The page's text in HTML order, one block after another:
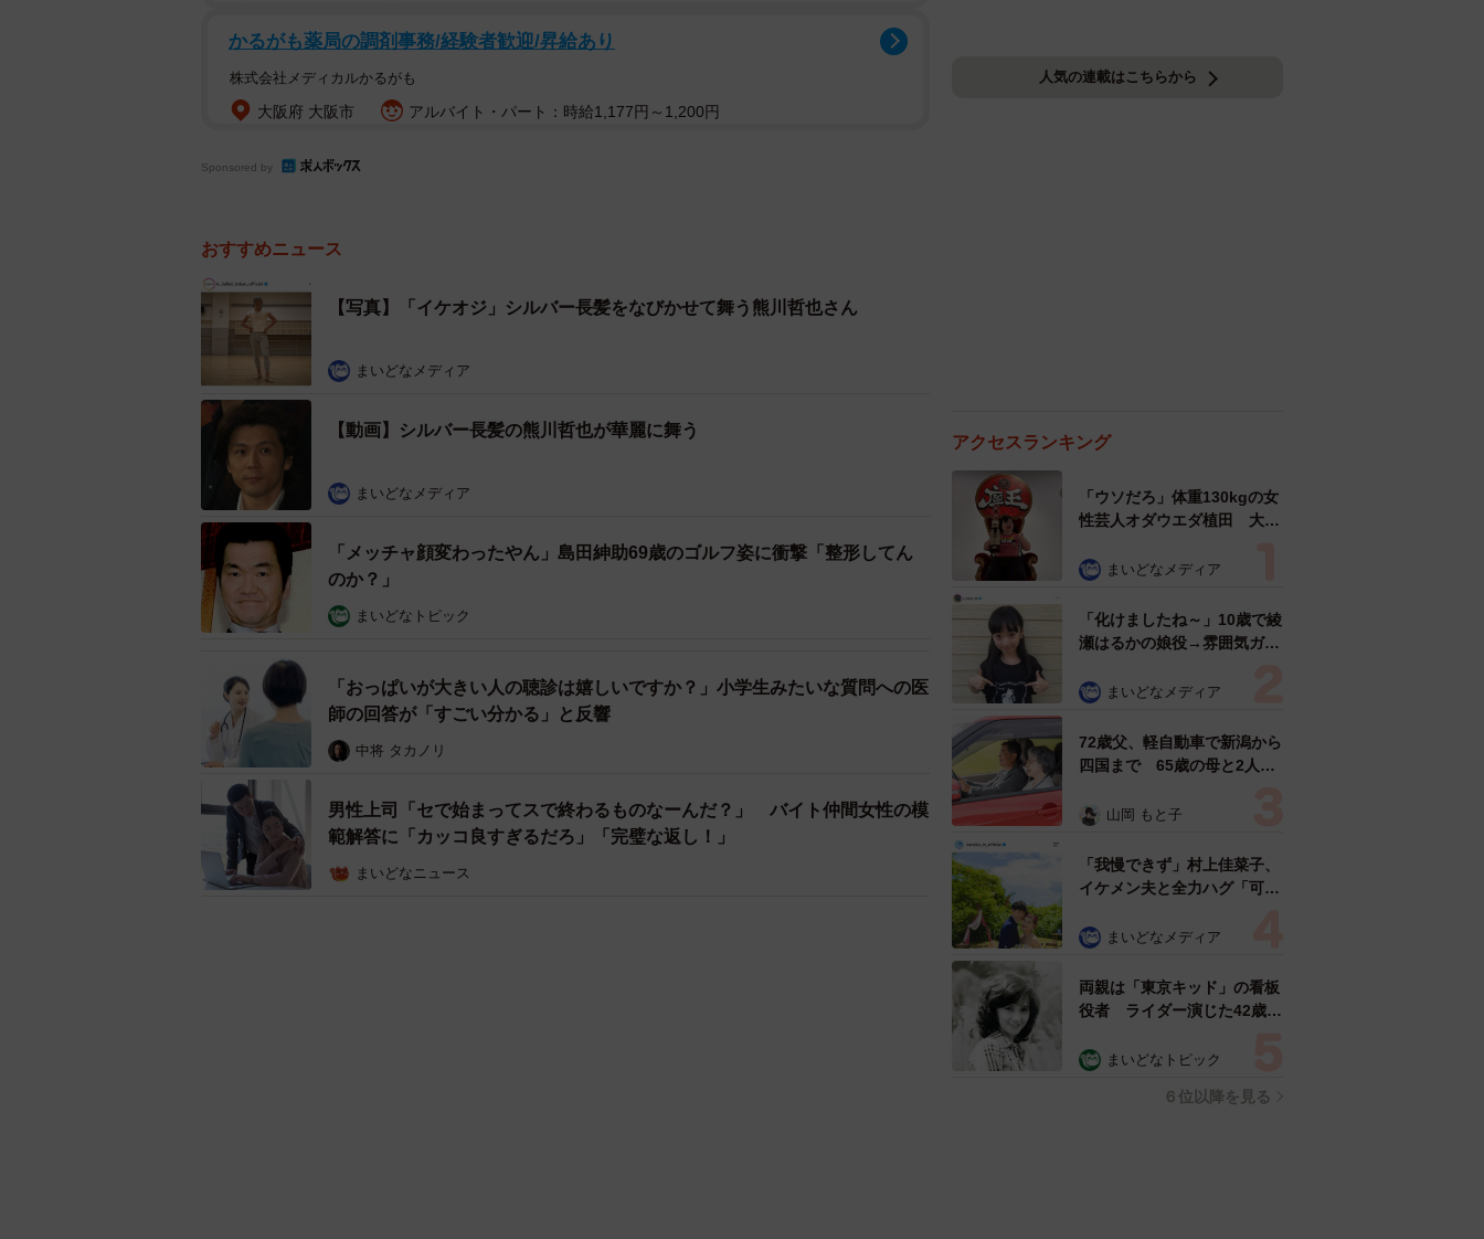
かるがも薬局の調剤事務/経験者歓迎/昇給あり
株式会社メディカルかるがも
大阪府 大阪市 アルバイト・パート：時給1,177円～1,200円
Sponsored by
おすすめニュース
【写真】「イケオジ」シルバー長髪をなびかせて舞う熊川哲也さん
まいどなメディア
【動画】シルバー長髪の熊川哲也が華麗に舞う
まいどなメディア
「メッチャ顔変わったやん」島田紳助69歳のゴルフ姿に衝撃「整形してん
のか？」
まいどなトピック
「おっぱいが大きい人の聴診は嬉しいですか？」小学生みたいな質問への医
師の回答が「すごい分かる」と反響
中将 タカノリ
男性上司「セで始まってスで終わるものなーんだ？」 バイト仲間女性の模
範解答に「カッコ良すぎるだろ」「完璧な返し！」
まいどなニュース
人気の連載はこちらから
アクセスランキング
「ウソだろ」体重130kgの女
性芸人オダウエダ植田 大学
で」 まいどなメディア
「化けましたね～」10歳で綾
瀬はるかの娘役→雰囲気ガラ
雰囲気が」「宝塚に入れそ
まいどなメディア
72歳父、軽自動車で新潟から
四国まで 65歳の母と2人で
憩まで分刻み… 「大学生で
山岡 もと子
「我慢できず」村上佳菜子、
イケメン夫と全力ハグ「可愛
まいどなメディア
両親は「東京キッド」の看板
役者 ライダー演じた42歳元
ングフォト」計画を明言
まいどなトピック
６位以降を見る